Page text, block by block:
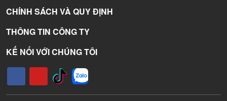
CHÍNH SÁCH VÀ QUY ĐỊNH
THÔNG TIN CÔNG TY
KẾ NỐI VỚI CHÚNG TÔI